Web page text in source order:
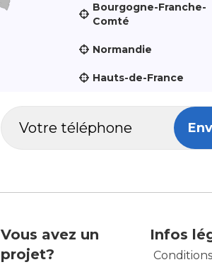
Bourgogne-Franche-
Comté
Normandie
Hauts-de-France
Vous avez un
projet?
Infos